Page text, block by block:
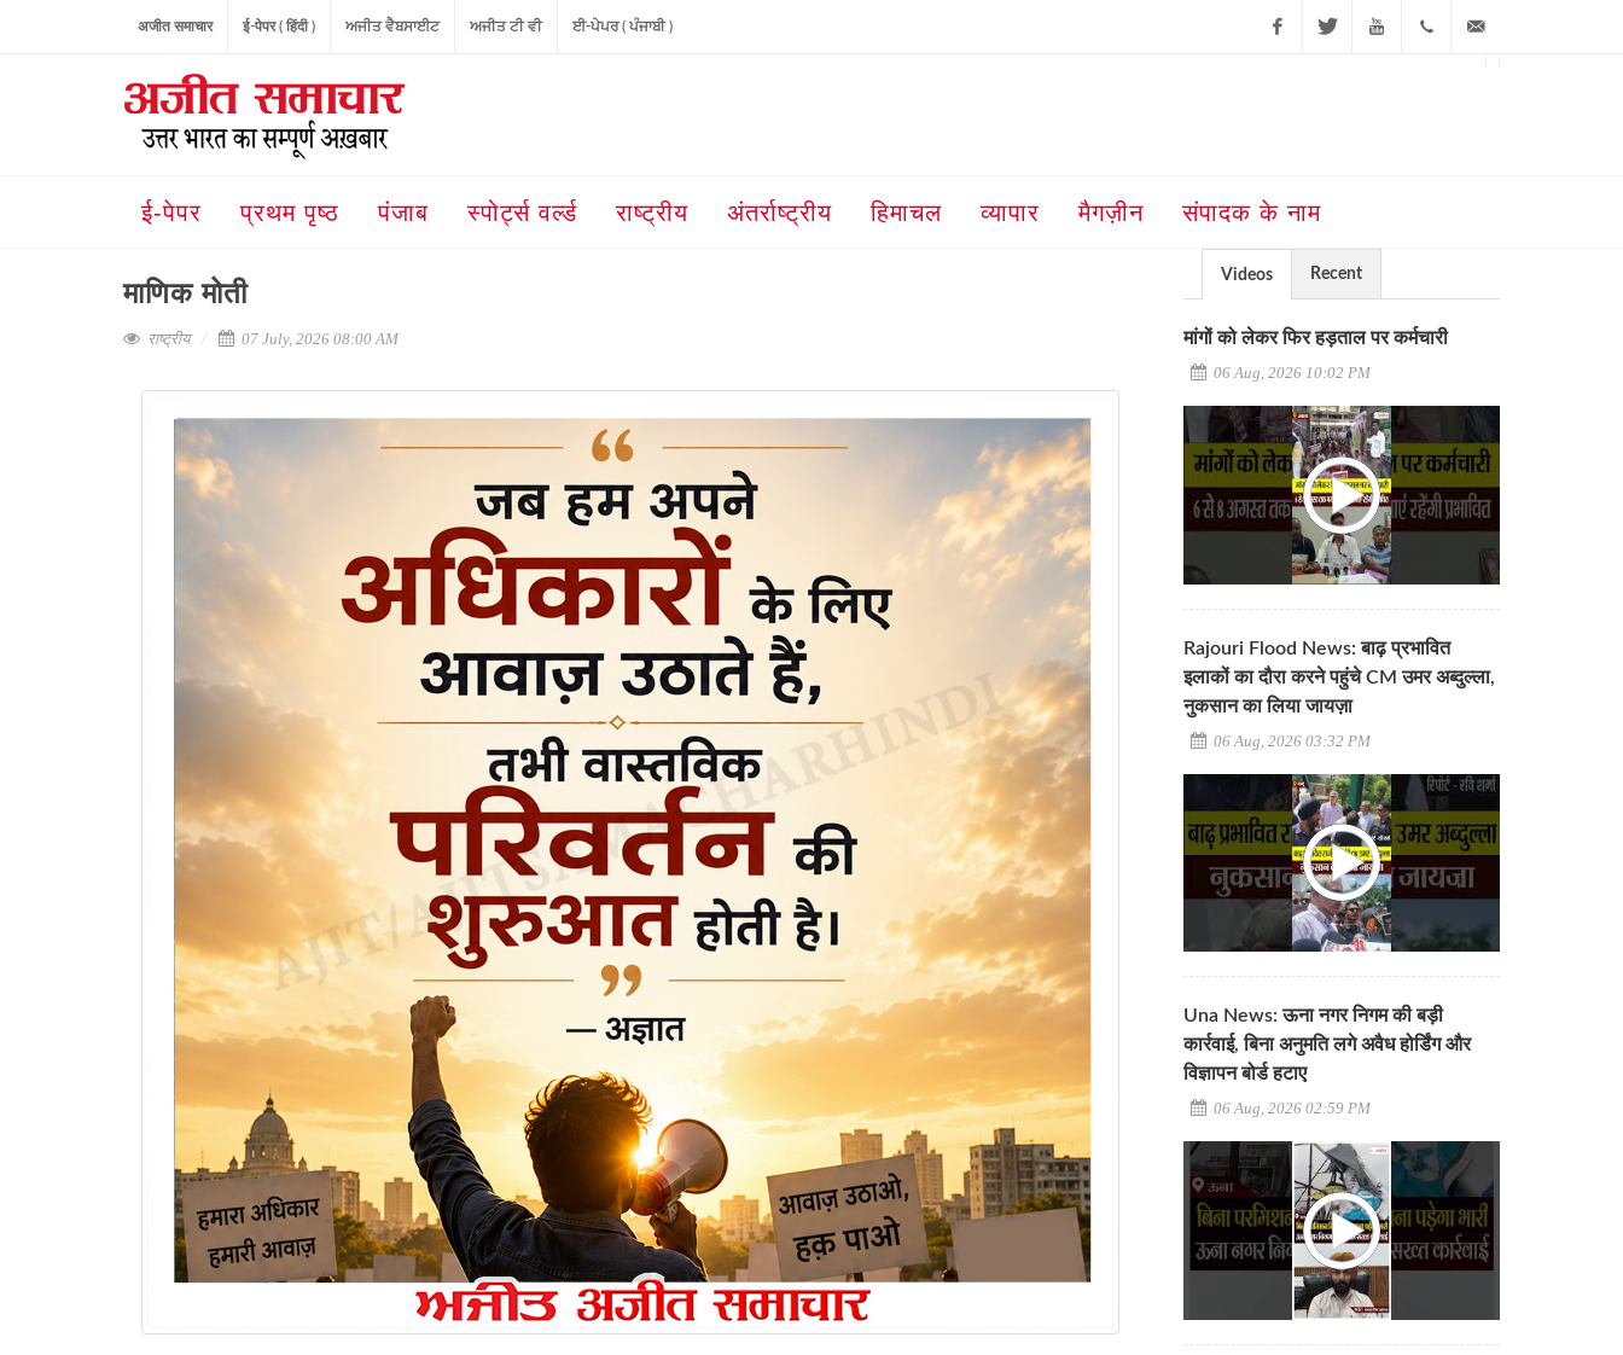
अजीत समाचार ई-पेपर ( हिंदी ) ਅਜੀਤ ਵੈਬਸਾਈਟ ਅਜੀਤ ਟੀ ਵੀ ਈ-ਪੇਪਰ ( ਪੰਜਾਬੀ )
ई-पेपर प्रथम पृष्ठ पंजाब स्पोर्ट्स वर्ल्ड राष्ट्रीय अंतर्राष्ट्रीय हिमाचल व्यापार मैगज़ीन संपादक के नाम
माणिक मोती
राष्ट्रीय 07 July, 2026 08:00 AM
Videos Recent
मांगों को लेकर फिर हड़ताल पर कर्मचारी
06 Aug, 2026 10:02 PM
Rajouri Flood News: बाढ़ प्रभावित
इलाकों का दौरा करने पहुंचे CM उमर अब्दुल्ला,
नुकसान का लिया जायज़ा
06 Aug, 2026 03:32 PM
Una News: ऊना नगर निगम की बड़ी
कार्रवाई, बिना अनुमति लगे अवैध होर्डिंग और
विज्ञापन बोर्ड हटाए
06 Aug, 2026 02:59 PM